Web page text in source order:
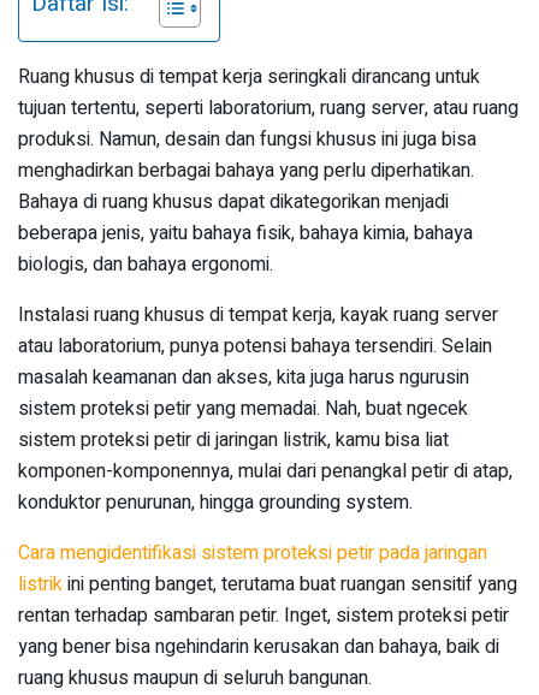
Ruang khusus di tempat kerja seringkali dirancang untuk
tujuan tertentu, seperti laboratorium, ruang server, atau ruang
produksi. Namun, desain dan fungsi khusus ini juga bisa
menghadirkan berbagai bahaya yang perlu diperhatikan.
Bahaya di ruang khusus dapat dikategorikan menjadi
beberapa jenis, yaitu bahaya fisik, bahaya kimia, bahaya
biologis, dan bahaya ergonomi.
Instalasi ruang khusus di tempat kerja, kayak ruang server
atau laboratorium, punya potensi bahaya tersendiri. Selain
masalah keamanan dan akses, kita juga harus ngurusin
sistem proteksi petir yang memadai. Nah, buat ngecek
sistem proteksi petir di jaringan listrik, kamu bisa liat
komponen-komponennya, mulai dari penangkal petir di atap,
konduktor penurunan, hingga grounding system.
Cara mengidentifikasi sistem proteksi petir pada jaringan
listrikini penting banget, terutama buat ruangan sensitif yang
rentan terhadap sambaran petir. Inget, sistem proteksi petir
yang bener bisa ngehindarin kerusakan dan bahaya, baik di
ruang khusus maupun di seluruh bangunan.